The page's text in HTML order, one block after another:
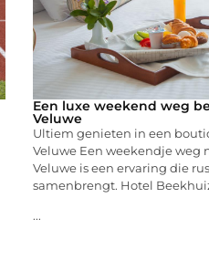
Een luxe weekend weg
Veluwe
Ultiem genieten in een
Veluwe Een weekendje weg
Veluwe is een ervaring die
samenbrengt. Hotel
...